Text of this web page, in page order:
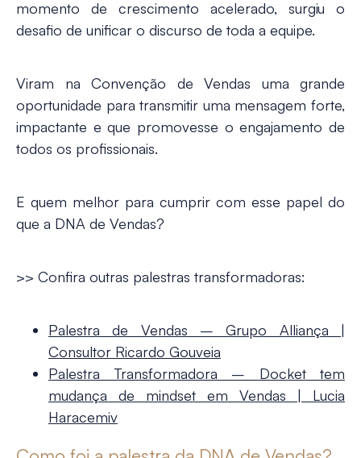
momento de crescimento acelerado, surgiu o
desafio de unificar o discurso de toda a equipe.
Viram na Convenção de Vendas uma grande
oportunidade para transmitir uma mensagem forte,
impactante e que promovesse o engajamento de
todos os profissionais.
E quem melhor para cumprir com esse papel do
que a DNA de Vendas?
>> Confira outras palestras transformadoras:
Palestra de Vendas – Grupo Alliança |
Consultor Ricardo Gouveia
Palestra Transformadora – Docket tem
mudança de mindset em Vendas | Lucia
Haracemiv